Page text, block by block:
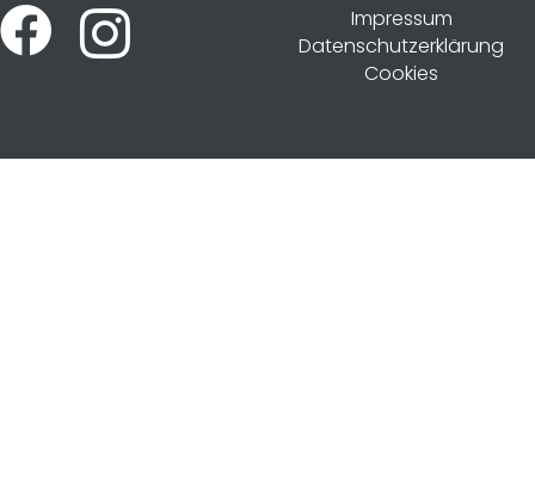
Impressum
Datenschutzerklärung
Cookies